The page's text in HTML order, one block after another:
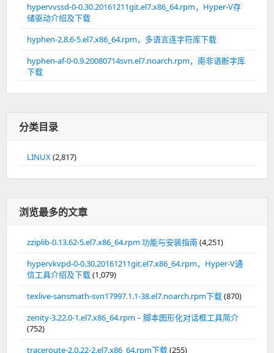
hypervvssd-0-0.30.20161211git.el7.x86_64.rpm，Hyper-V存
储驱动介绍及下载
hyphen-2.8.6-5.el7.x86_64.rpm，多语言连字符库下载
hyphen-af-0-0.9.20080714svn.el7.noarch.rpm，南非语断字库
下载
分类目录
LINUX(2,817)
浏览最多的文章
zziplib-0.13.62-5.el7.x86_64.rpm 功能与安装指南(4,251)
hypervkvpd-0-0.30.20161211git.el7.x86_64.rpm，Hyper-V通
信工具介绍及下载(1,079)
texlive-sansmath-svn17997.1.1-38.el7.noarch.rpm下载(870)
zenity-3.22.0-1.el7.x86_64.rpm – 脚本图形化对话框工具简介
(752)
traceroute-2.0.22-2.el7.x86_64.rpm下载(255)